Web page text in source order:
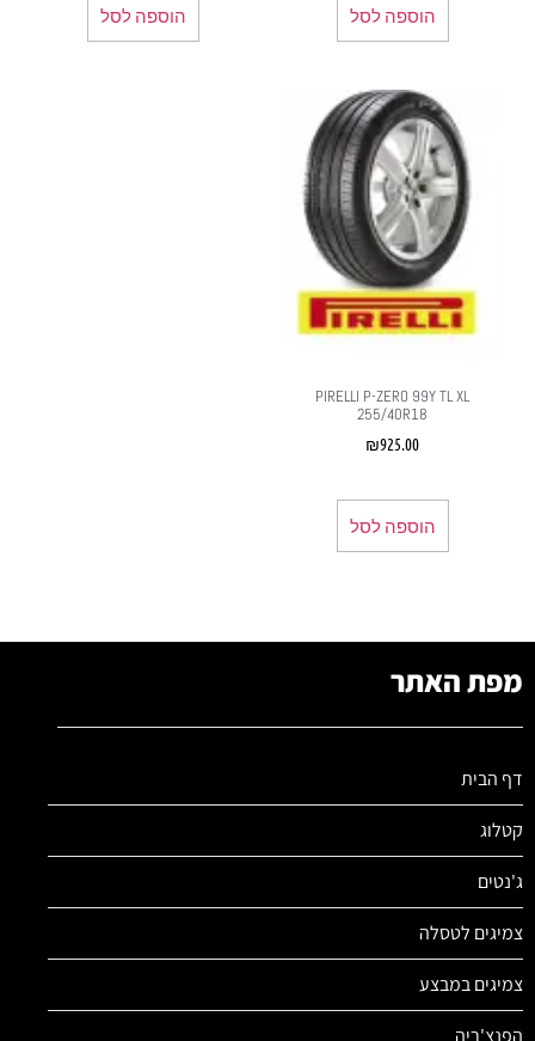
הוספה לסל הוספה לסל
PIRELLI P-ZERO 99Y TL XL
255/40R18
₪925.00
הוספה לסל
מפת האתר
דף הבית
קטלוג
ג'נטים
צמיגים לטסלה
צמיגים במבצע
הפנצ'ריה